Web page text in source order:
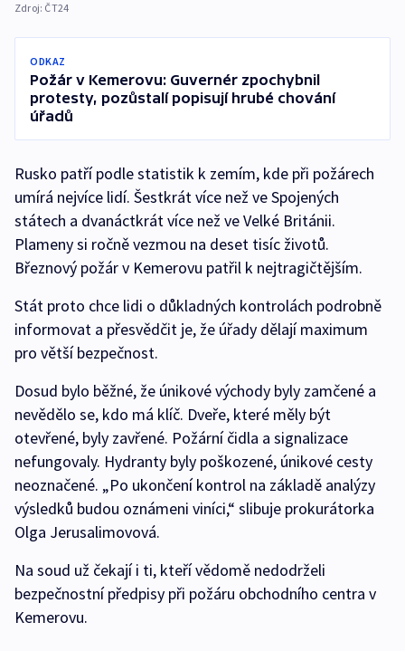
Zdroj: ČT24
ODKAZ
Požár v Kemerovu: Guvernér zpochybnil
protesty, pozůstalí popisují hrubé chování
úřadů
Rusko patří podle statistik k zemím, kde při požárech
umírá nejvíce lidí. Šestkrát více než ve Spojených
státech a dvanáctkrát více než ve Velké Británii.
Plameny si ročně vezmou na deset tisíc životů.
Březnový požár v Kemerovu patřil k nejtragičtějším.
Stát proto chce lidi o důkladných kontrolách podrobně
informovat a přesvědčit je, že úřady dělají maximum
pro větší bezpečnost.
Dosud bylo běžné, že únikové východy byly zamčené a
nevědělo se, kdo má klíč. Dveře, které měly být
otevřené, byly zavřené. Požární čidla a signalizace
nefungovaly. Hydranty byly poškozené, únikové cesty
neoznačené. „Po ukončení kontrol na základě analýzy
výsledků budou oznámeni viníci,“ slibuje prokurátorka
Olga Jerusalimovová.
Na soud už čekají i ti, kteří vědomě nedodrželi
bezpečnostní předpisy při požáru obchodního centra v
Kemerovu.